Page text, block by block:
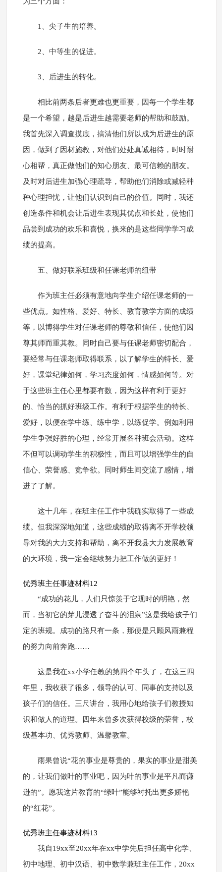
1、尖子生的培养。
2、中等生的促进。
3、后进生的转化。
相比前两条后者更难也更重要，因每一个学生都
是一个希望，越是后进生越需要老师的帮助和鼓励。
我首先深入调查摸底，搞清他们所以成为后进生的原
因，做到了因材施教，对他们处处真诚相待，时时耐
心相帮，真正做他们的知心朋友、最可信赖的朋友。
及时对后进生加强心理疏导，帮助他们消除或减轻种
种心理担忧，让他们认识到自己的价值。同时，我还
创造条件和机会让后进生表现其优点和长处，使他们
品尝到成功的欢乐和喜悦，换来的是这些同学学习成
绩的提高。
五、做好联系班级和任课老师的纽带
作为班主任必须有意地向学生介绍任课老师的一
些优点。如性格、爱好、特长、教育教学方面的成绩
等，以博得学生对任课老师的尊敬和信任，使他们因
尊其师而重其教。同时自己要与任课老师密切配合，
要经常与任课老师取得联系，以了解学生的特长、爱
好，课堂纪律如何，学习态度如何，情感如何等。对
于这些班主任心里都要有数，因为这样有利于更好
的、恰当的抓好班级工作。有利于根据学生的特长、
爱好，以便在学中练、练中学，以练促学。例如利用
学生争强好胜的心理，经常开展各种班会活动。这样
不但可以调动学生的积极性，而且可以增强学生的自
信心、荣誉感、竞争欲。同时师生间交流了感情，增
进了了解。
这十几年，在班主任工作中我确实取得了一些成
绩。但我深深地知道，这些成绩的取得离不开学校领
导对我的大力支持和帮助，离不开我县大力发展教育
的大环境，我一定会继续努力把工作做的更好！
优秀班主任事迹材料12
“成功的花儿，人们只惊羡于它现时的明艳，然
而，当初它的芽儿浸透了奋斗的泪泉”这是我给孩子们
定的班规。成功的路只有一条，那便是只顾风雨兼程
的努力向前奔跑……
这是我在xx小学任教的第四个年头了，在这三四
年里，我收获了很多，领导的认可、同事的支持以及
孩子们的信任。三尺讲台，我用心地给孩子们教授知
识和做人的道理。四年来曾多次获得校级的荣誉，校
级基本功、优秀教师、温馨教室。
雨果曾说“花的事业是尊贵的，果实的事业是甜美
的，让我们做叶的事业吧，因为叶的事业是平凡而谦
逊的”。愿我这片教育的“绿叶”能够衬托出更多娇艳
的“红花”。
优秀班主任事迹材料13
我自19xx至20xx年在xx中学先后担任高中化学、
初中地理、初中汉语、初中数学兼班主任工作，20xx